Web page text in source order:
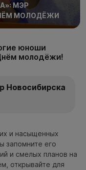
МЭР
МОЛОДЁЖИ
юноши
молодёжи!
Новосибирска
и насыщенных
запомните его
и смелых планов на
открывайте для